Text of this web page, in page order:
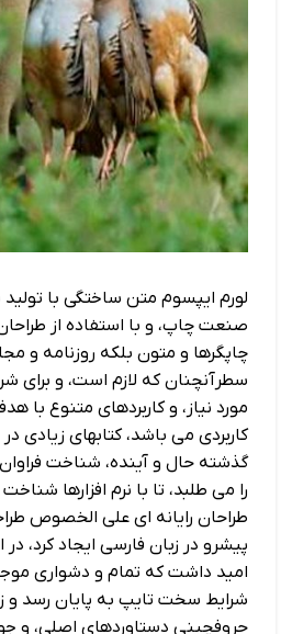
لورم ایپسوم متن ساختگی با تولید
صنعت چاپ، و با استفاده از
چاپگرها و متون بلکه روزنامه و
سطرآنچنان که لازم است، و برای
مورد نیاز، و کاربردهای متنوع با
کاربردی می باشد، کتابهای
گذشته حال و آینده، شناخت
را می طلبد، تا با نرم افزارها
طراحان رایانه ای علی الخصوص
پیشرو در زبان فارسی ایجاد کرد،
امید داشت که تمام و دشواری
شرایط سخت تایپ به پایان رسد و
حروفچینی دستاوردهای اصلی، و